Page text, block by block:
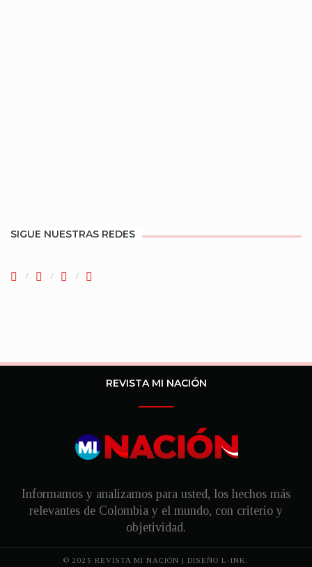
SIGUE NUESTRAS REDES
REVISTA MI NACIÓN
Informamos y analizamos para usted, los hechos más
relevantes de Colombia y el mundo, con criterio y
objetividad.
© 2025 REVISTA MI NACIÓN | DISEÑO L-INK.